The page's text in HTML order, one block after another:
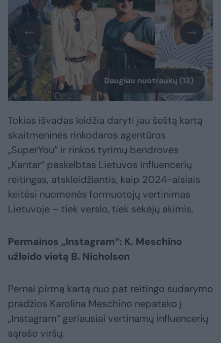
Daugiau nuotraukų (13)
Tokias išvadas leidžia daryti jau šeštą kartą
skaitmeninės rinkodaros agentūros
„SuperYou“ ir rinkos tyrimų bendrovės
„Kantar“ paskelbtas Lietuvos influencerių
reitingas, atskleidžiantis, kaip 2024-aisiais
keitėsi nuomonės formuotojų vertinimas
Lietuvoje – tiek verslo, tiek sekėjų akimis.
Permainos „Instagram“: K. Meschino
užleido vietą B. Nicholson
Pernai pirmą kartą nuo pat reitingo sudarymo
pradžios Karolina Meschino nepateko į
„Instagram“ geriausiai vertinamų influencerių
sąrašo viršų.